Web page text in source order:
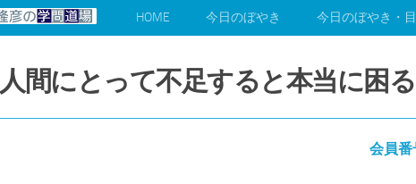
HOME 今日のぼやき 今日のぼやき・
人間にとって不足すると本当に困
会員